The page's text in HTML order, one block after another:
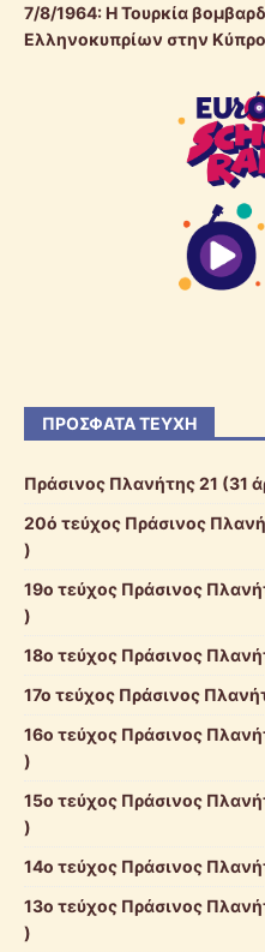
7/8/1964: Η Τουρκία
Ελληνοκυπρίων στην
ΠΡΌΣΦΑΤΑ ΤΕΎΧΗ
Πράσινος Πλανήτης 21 (31
20ό τεύχος Πράσινος
)
19ο τεύχος Πράσινος
)
18ο τεύχος Πράσινος
17ο τεύχος Πράσινος
16ο τεύχος Πράσινος
)
15ο τεύχος Πράσινος
)
14ο τεύχος Πράσινος
13ο τεύχος Πράσινος
)